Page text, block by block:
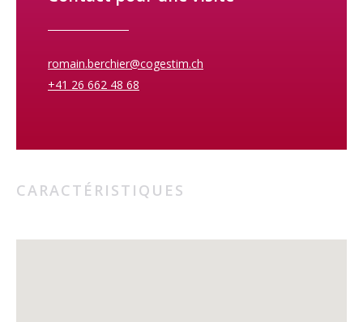
romain.berchier@cogestim.ch
+41 26 662 48 68
CARACTÉRISTIQUES